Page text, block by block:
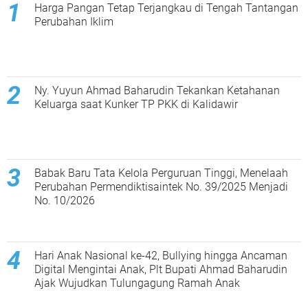
Harga Pangan Tetap Terjangkau di Tengah Tantangan
Perubahan Iklim
Ny. Yuyun Ahmad Baharudin Tekankan Ketahanan
Keluarga saat Kunker TP PKK di Kalidawir
Babak Baru Tata Kelola Perguruan Tinggi, Menelaah
Perubahan Permendiktisaintek No. 39/2025 Menjadi
No. 10/2026
Hari Anak Nasional ke-42, Bullying hingga Ancaman
Digital Mengintai Anak, Plt Bupati Ahmad Baharudin
Ajak Wujudkan Tulungagung Ramah Anak